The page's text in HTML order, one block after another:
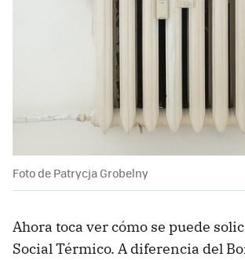
Foto de Patrycja Grobelny
Ahora toca ver cómo se puede
Social Térmico. A diferencia del